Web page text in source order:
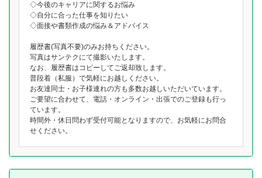
◇今後のキャリアに関するお悩み
◇自分に合った仕事を知りたい
◇面接や書類作成の悩み＆アドバイス
履歴書(写真不要)のみお持ちください。
写真はサンテクにて撮影いたします。
なお、履歴書はコピーしてご返却致します。
普段着（私服）で気軽にお越しください。
お友達同士・お子様連れの方も多数お越しいただいています。
ご要望に合わせて、電話・オンライン・出張でのご登録も行っ
ています。
時間外・休日問わず受付可能となりますので、お気軽にお問合
せください。